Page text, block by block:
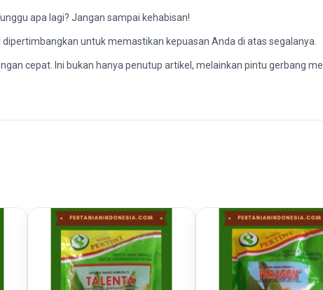
apa lagi? Jangan sampai kehabisan!
untuk memastikan kepuasan Anda di atas segalanya.
cepat. Ini bukan hanya penutup artikel, melainkan pintu gerbang